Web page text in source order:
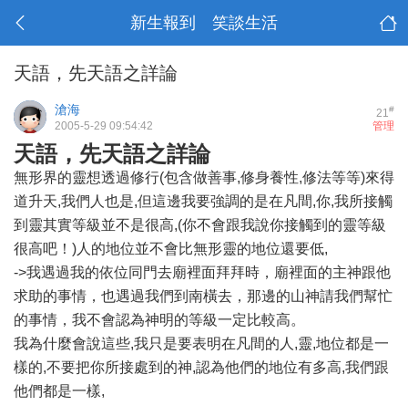
新生報到 笑談生活
天語，先天語之詳論
21#
滄海
管理
2005-5-29 09:54:42
天語，先天語之詳論
無形界的靈想透過修行(包含做善事,修身養性,修法等等)來得
道升天,我們人也是,但這邊我要強調的是在凡間,你,我所接觸
到靈其實等級並不是很高,(你不會跟我說你接觸到的靈等級
很高吧！)人的地位並不會比無形靈的地位還要低,
->我遇過我的依位同門去廟裡面拜拜時，廟裡面的主神跟他
求助的事情，也遇過我們到南橫去，那邊的山神請我們幫忙
的事情，我不會認為神明的等級一定比較高。
我為什麼會說這些,我只是要表明在凡間的人,靈,地位都是一
樣的,不要把你所接處到的神,認為他們的地位有多高,我們跟
他們都是一樣,